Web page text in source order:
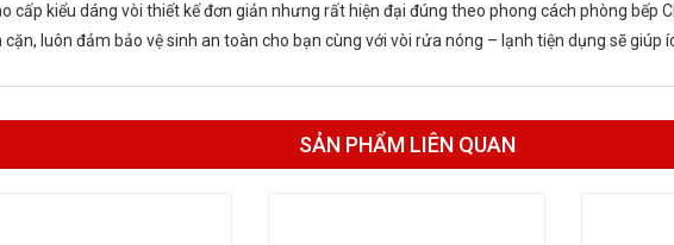
cấp kiểu dáng vòi thiết kế đơn giản nhưng rất hiện đại đúng theo phong cách phòng
luôn đảm bảo vệ sinh an toàn cho bạn cùng với vòi rửa nóng – lạnh tiện dụng sẽ giúp
SẢN PHẨM LIÊN QUAN